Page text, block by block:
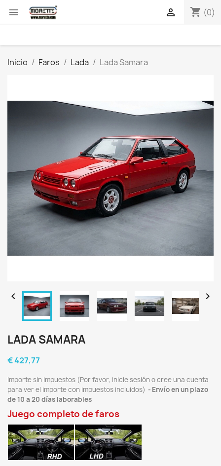
 shopping_cart (0)

Inicio Faros Lada Lada Samara
 
LADA SAMARA
€ 427,77
Importe sin impuestos (Por favor, inicie sesión o cree una cuenta
para ver el importe con impuestos incluidos)
Envío en un plazo
de 10 a 20 días laborables
Juego completo de faros